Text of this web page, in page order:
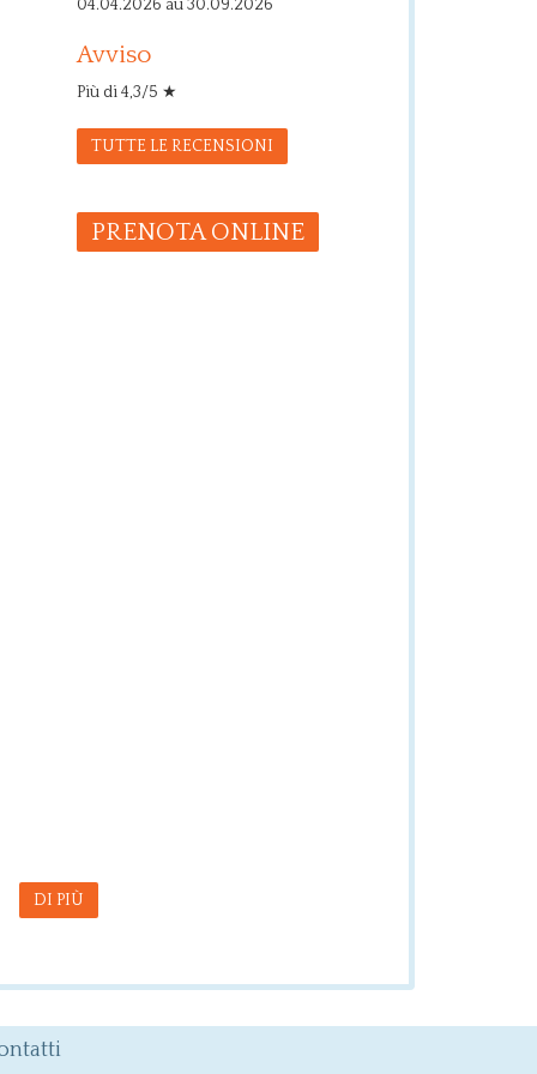
04.04.2026 au 30.09.2026
Avviso
Più di 4,3/5 ★
TUTTE LE RECENSIONI
PRENOTA ONLINE
DI PIÙ